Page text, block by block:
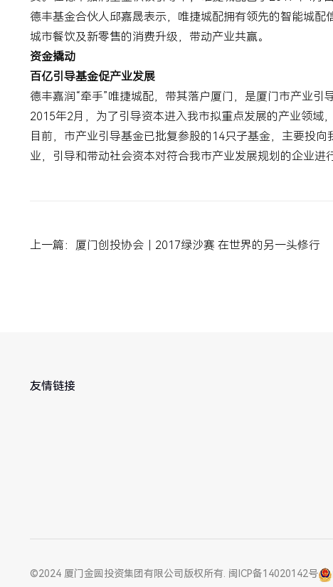
德丰基金合伙人邱嘉晟表示，唯捷城配拥有领先的智能城配
城市餐饮及新零售的消费升级，带动产业共赢。
资金撬动
百亿引导基金促产业发展
德丰嘉润“牵手”唯捷城配，带其落户厦门，是厦门市产业引
2015年2月，为了引导资本进入我市拟重点发展的产业领域
目前，市产业引导基金已批复参股的 14只子基金，主要投向
业，引导和带动社会资本对符合我市产业发展规划的企业进
上一篇：厦门创投协会｜2017绿沙赛 在世界的另一头修行
友情链接
©2024 厦门金圆投资集团有限公司版权所有. 闽ICP备14020142号